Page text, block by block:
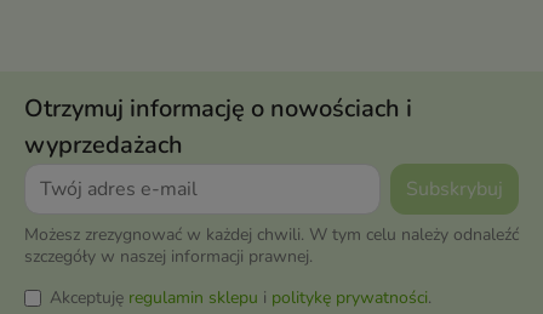
Otrzymuj informację o nowościach i
wyprzedażach
Możesz zrezygnować w każdej chwili. W tym celu należy odnaleźć
szczegóły w naszej informacji prawnej.
Akceptuję regulamin sklepu i politykę prywatności.